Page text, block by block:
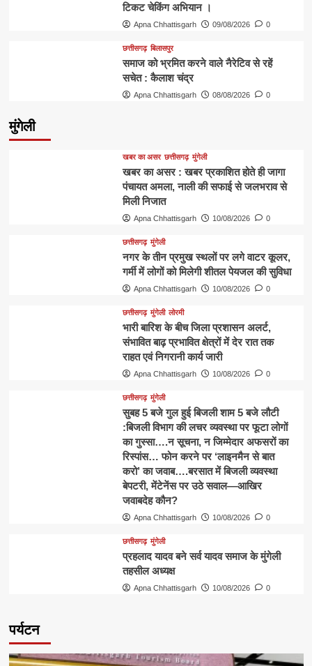
टिकट चेकिंग अभियान ।
Apna Chhattisgarh 09/08/2026 0
छत्तीसगढ़ बिलासपुर
समाज को भ्रमित करने वाले नैरेटिव से रहें
सचेत : कैलाश चंद्र
Apna Chhattisgarh 08/08/2026 0
मुंगेली
खबर का असर छत्तीसगढ़ मुंगेली
खबर का असर : खबर प्रकाशित होते ही जागा
पंचायत अमला, नाली की सफाई से जलभराव से
मिली निजात
Apna Chhattisgarh 10/08/2026 0
छत्तीसगढ़ मुंगेली
नगर के तीन प्रमुख स्थलों पर लगे वाटर कूलर,
गर्मी में लोगों को मिलेगी शीतल पेयजल की सुविधा
Apna Chhattisgarh 10/08/2026 0
छत्तीसगढ़ मुंगेली लोरमी
भारी बारिश के बीच जिला प्रशासन अलर्ट,
संभावित बाढ़ प्रभावित क्षेत्रों में देर रात तक
राहत एवं निगरानी कार्य जारी
Apna Chhattisgarh 10/08/2026 0
छत्तीसगढ़ मुंगेली
सुबह 5 बजे गुल हुई बिजली शाम 5 बजे लौटी
:बिजली विभाग की लचर व्यवस्था पर फूटा लोगों
का गुस्सा….न सूचना, न जिम्मेदार अफसरों का
रिस्पांस… फोन करने पर ‘लाइनमैन से बात
करो’ का जवाब….बरसात में बिजली व्यवस्था
बेपटरी, मेंटेनेंस पर उठे सवाल—आखिर
जवाबदेह कौन?
Apna Chhattisgarh 10/08/2026 0
छत्तीसगढ़ मुंगेली
प्रहलाद यादव बने सर्व यादव समाज के मुंगेली
तहसील अध्यक्ष
Apna Chhattisgarh 10/08/2026 0
पर्यटन